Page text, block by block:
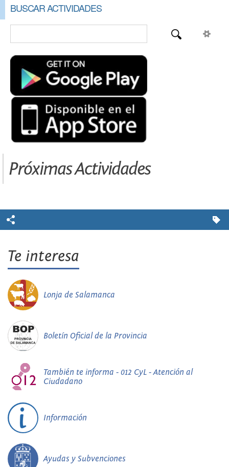
BUSCAR ACTIVIDADES
Próximas Actividades
Te interesa
Lonja de Salamanca
Boletín Oficial de la Provincia
También te informa - 012 CyL - Atención al
Ciudadano
Información
Ayudas y Subvenciones